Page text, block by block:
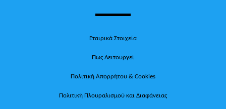
Εταιρικά Στοιχεία
Πως Λειτουργεί
Πολιτική Απορρήτου & Cookies
Πολιτική Πλουραλισμού και Διαφάνειας